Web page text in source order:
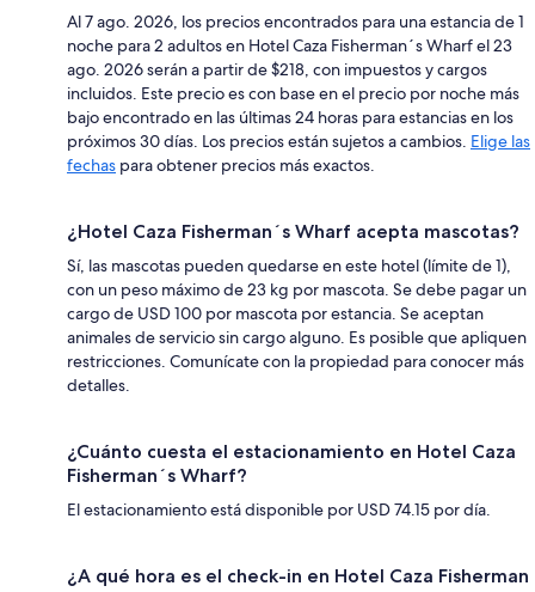
Al 7 ago. 2026, los precios encontrados para una estancia de 1
noche para 2 adultos en Hotel Caza Fisherman´s Wharf el 23
ago. 2026 serán a partir de $218, con impuestos y cargos
incluidos. Este precio es con base en el precio por noche más
bajo encontrado en las últimas 24 horas para estancias en los
próximos 30 días. Los precios están sujetos a cambios. Elige las
fechas para obtener precios más exactos.
¿Hotel Caza Fisherman´s Wharf acepta mascotas?
Sí, las mascotas pueden quedarse en este hotel (límite de 1),
con un peso máximo de 23 kg por mascota. Se debe pagar un
cargo de USD 100 por mascota por estancia. Se aceptan
animales de servicio sin cargo alguno. Es posible que apliquen
restricciones. Comunícate con la propiedad para conocer más
detalles.
¿Cuánto cuesta el estacionamiento en Hotel Caza
Fisherman´s Wharf?
El estacionamiento está disponible por USD 74.15 por día.
¿A qué hora es el check-in en Hotel Caza Fisherman